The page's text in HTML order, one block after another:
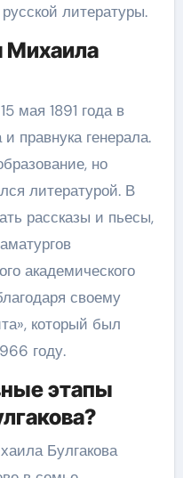
литературы.
Михаила
мая 1891 года в
правнука генерала.
но
литературой. В
рассказы и пьесы,
академического
своему
который был
году.
этапы
Булгакова